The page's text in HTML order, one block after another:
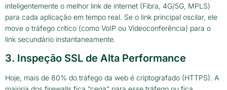
inteligentemente o melhor link de internet (Fibra, 4G/5G, MPLS)
para cada aplicação em tempo real. Se o link principal oscilar, ele
move o tráfego crítico (como VoIP ou Videoconferência) para o
link secundário instantaneamente.
3. Inspeção SSL de Alta Performance
Hoje, mais de 80% do tráfego da web é criptografado (HTTPS). A